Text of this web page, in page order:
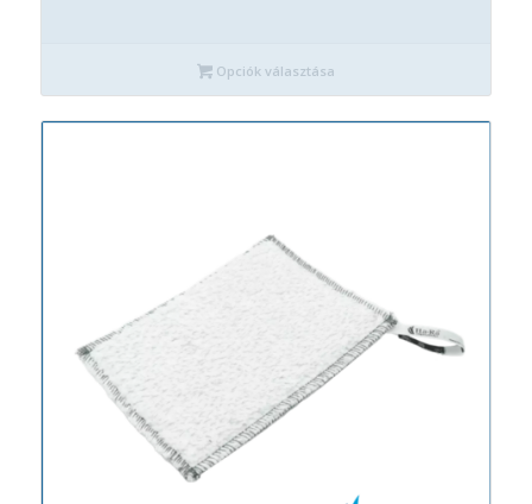
-
23
.210 Ft
Opciók választása